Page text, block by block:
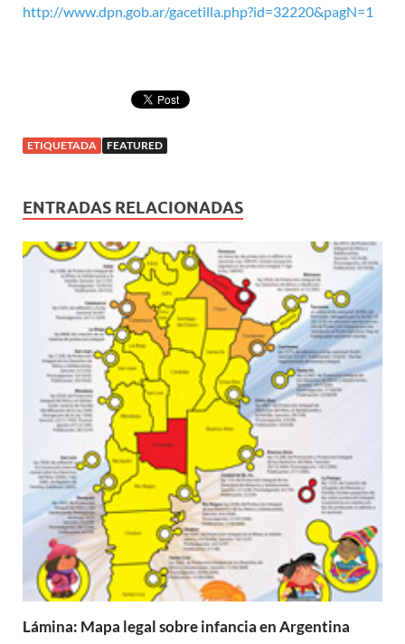
http://www.dpn.gob.ar/gacetilla.php?id=32220&pagN=1
ETIQUETADA FEATURED
ENTRADAS RELACIONADAS
Lámina: Mapa legal sobre infancia en Argentina